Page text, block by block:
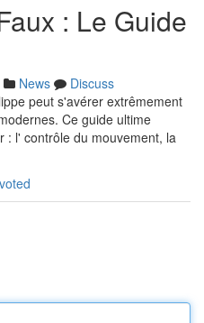
: Le Guide
News
Discuss
peut s'avérer extrêmement
Ce guide ultime
: l' contrôle du mouvement, la